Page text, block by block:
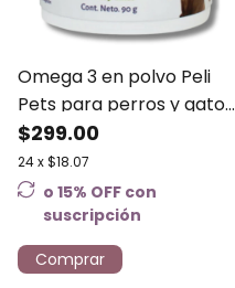
Omega 3 en polvo Peli
Pets para perros y gatos
- Nartex 90 grs
$299.00
24x$18.07
o 15% OFF con
suscripción
Comprar